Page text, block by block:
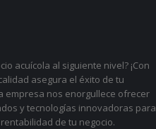
acuícola al siguiente nivel? ¡Con
asegura el éxito de tu
empresa nos enorgullece ofrecer
y tecnologías innovadoras para
de tu negocio.